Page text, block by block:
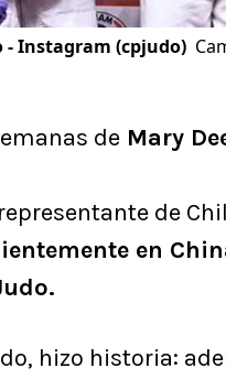
- Instagram (cpjudo)
de Mary
de
en
hizo historia: